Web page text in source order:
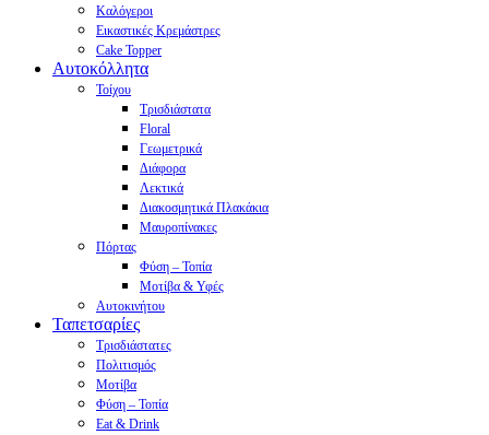
Καλόγεροι
Εικαστικές Κρεμάστρες
Cake Topper
Αυτοκόλλητα
Τοίχου
Τρισδιάστατα
Floral
Γεωμετρικά
Διάφορα
Λεκτικά
Διακοσμητικά Πλακάκια
Μαυροπίνακες
Πόρτας
Φύση – Τοπία
Μοτίβα & Υφές
Αυτοκινήτου
Ταπετσαρίες
Τρισδιάστατες
Πολιτισμός
Μοτίβα
Φύση – Τοπία
Eat & Drink